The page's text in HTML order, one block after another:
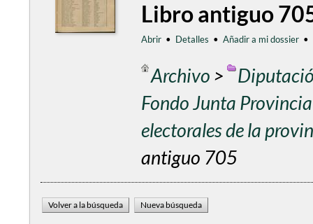
Libro antiguo
Abrir • Detalles • Añadir a mi dossier •
Archivo >
Fondo Junta
electorales de la
antiguo 705